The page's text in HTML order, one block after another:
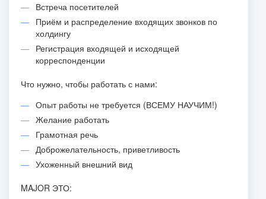
Встреча посетителей
Приём и распределение входящих звонков по
холдингу
Регистрация входящей и исходящей
корреспонденции
Что нужно, чтобы работать с нами:
Опыт работы не требуется (ВСЕМУ НАУЧИМ!)
Желание работать
Грамотная речь
Доброжелательность, приветливость
Ухоженный внешний вид
MAJOR ЭТО: